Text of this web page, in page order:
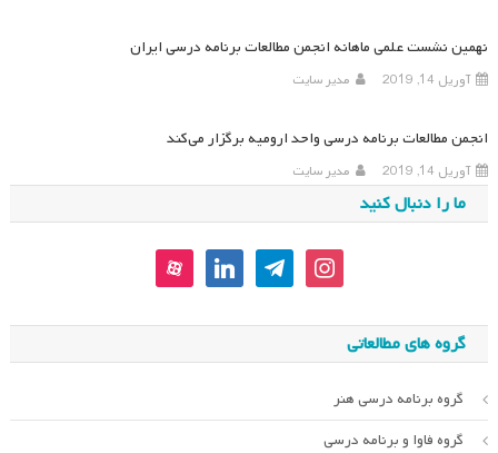
نهمین نشست علمی ماهانه انجمن مطالعات برنامه درسی ایران
آوریل 14, 2019 مدیر سایت
انجمن مطالعات برنامه درسی واحد ارومیه برگزار می‌کند
آوریل 14, 2019 مدیر سایت
ما را دنبال کنید
instagram
telegram
linkedin
aparat
گروه های مطالعاتی
گروه برنامه درسی هنر
گروه فاوا و برنامه درسی